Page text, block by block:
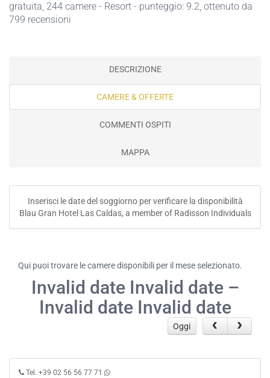
gratuita, 244 camere - Resort - punteggio: 9.2, ottenuto da
799 recensioni
DESCRIZIONE
CAMERE & OFFERTE
COMMENTI OSPITI
MAPPA
Inserisci le date del soggiorno per verificare la disponibilità
Blau Gran Hotel Las Caldas, a member of Radisson Individuals
Qui puoi trovare le camere disponibili per il mese selezionato.
Invalid date Invalid date –
Invalid date Invalid date
Oggi
Tel. +39 02 56 56 77 71